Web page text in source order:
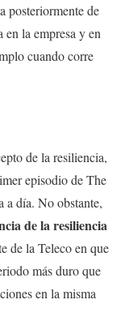
posteriormente de
la empresa y en
cuando corre
de la resiliencia,
episodio de The
a día. No obstante,
de la resiliencia
de la Teleco en que
más duro que
en la misma